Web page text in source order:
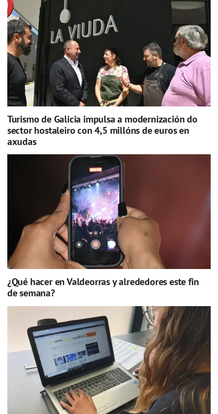
Turismo de Galicia impulsa a modernización do
sector hostaleiro con 4,5 millóns de euros en
axudas
¿Qué hacer en Valdeorras y alrededores este fin
de semana?